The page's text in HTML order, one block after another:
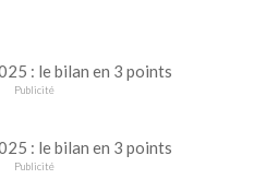
Publicité
Publicité